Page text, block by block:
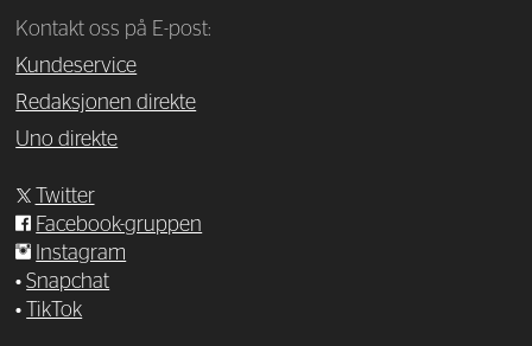
Kontakt oss på E-post:
Kundeservice
Redaksjonen direkte
Uno direkte
Twitter
Facebook-gruppen
Instagram
•Snapchat
•
TikTok